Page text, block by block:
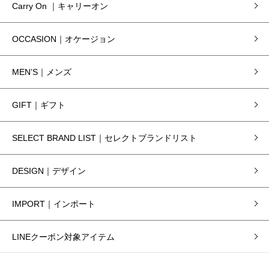
Carry On ｜キャリーオン
OCCASION｜オケージョン
MEN’S｜メンズ
GIFT｜ギフト
SELECT BRAND LIST｜セレクトブランドリスト
DESIGN｜デザイン
IMPORT｜インポート
LINEクーポン対象アイテム